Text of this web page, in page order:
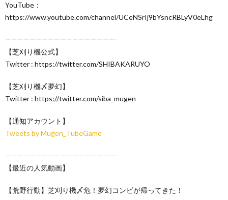
YouTube：
https://www.youtube.com/channel/UCeNSrIj9bYsncRBLyV0eLhg
——————————————————-
【芝刈り機公式】
Twitter : https://twitter.com/SHIBAKARUYO
【芝刈り機〆夢幻】
Twitter : https://twitter.com/siba_mugen
【通知アカウント】
Tweets by Mugen_TubeGame
——————————————————-
【最近の人気動画】
【荒野行動】芝刈り機〆危！夢幻コンビが帰ってきた！